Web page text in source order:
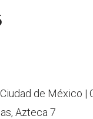
de México |
Azteca 7